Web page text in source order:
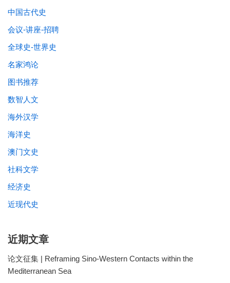
中国古代史
会议-讲座-招聘
全球史-世界史
名家鸿论
图书推荐
数智人文
海外汉学
海洋史
澳门文史
社科文学
经济史
近现代史
近期文章
论文征集 | Reframing Sino-Western Contacts within the
Mediterranean Sea